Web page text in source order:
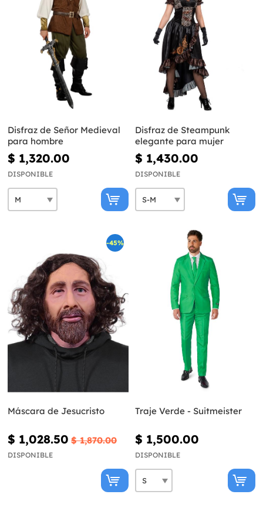
Disfraz de Señor Medieval
para hombre
$ 1,320.00
DISPONIBLE
Disfraz de Steampunk
elegante para mujer
$ 1,430.00
DISPONIBLE
-45%
Máscara de Jesucristo
$ 1,028.50 $ 1,870.00
DISPONIBLE
Traje Verde - Suitmeister
$ 1,500.00
DISPONIBLE